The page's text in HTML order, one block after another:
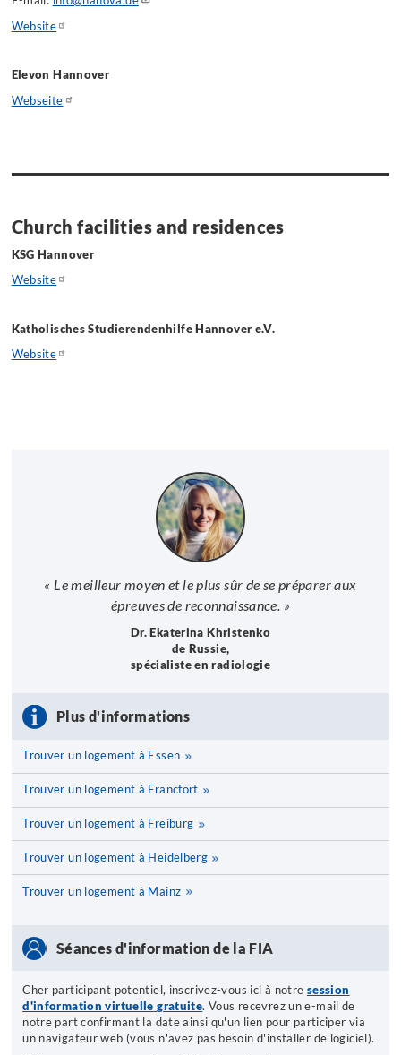
Website
Elevon Hannover
Webseite
Church facilities and residences
KSG Hannover
Website
Katholisches Studierendenhilfe Hannover e.V.
Website
« Le meilleur moyen et le plus sûr de se préparer aux
épreuves de reconnaissance. »
Dr. Ekaterina Khristenko
de Russie,
spécialiste en radiologie
Plus d'informations
Trouver un logement à Essen
Trouver un logement à Francfort
Trouver un logement à Freiburg
Trouver un logement à Heidelberg
Trouver un logement à Mainz
Séances d'information de la FIA
Cher participant potentiel, inscrivez-vous ici à notre session
d'information virtuelle gratuite. Vous recevrez un e-mail de
notre part confirmant la date ainsi qu'un lien pour participer via
un navigateur web (vous n'avez pas besoin d'installer de logiciel).